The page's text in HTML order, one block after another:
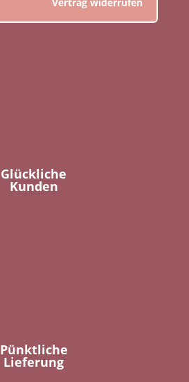
Glückliche
Kunden
Pünktliche
Lieferung